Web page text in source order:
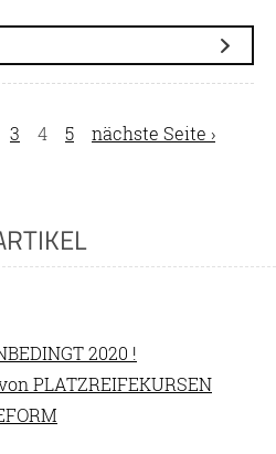
3 4 5 nächste Seite ›
2020 !
PLATZREIFEKURSEN